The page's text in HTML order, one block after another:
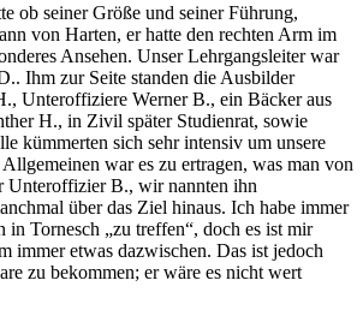
ob seiner Größe und seiner Führung,
von Harten, er hatte den rechten Arm im
Ansehen. Unser Lehrgangsleiter war
Ihm zur Seite standen die Ausbilder
Unteroffiziere Werner B., ein Bäcker aus
H., in Zivil später Studienrat, sowie
kümmerten sich sehr intensiv um unsere
war es zu ertragen, was man von
Unteroffizier B., wir nannten ihn
über das Ziel hinaus. Ich habe immer
in Tornesch
zu treffen , doch es ist mir
immer etwas dazwischen. Das ist jedoch
zu bekommen; er wäre es nicht wert